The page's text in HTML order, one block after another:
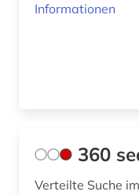
Informationen
360
Verteilte Suche